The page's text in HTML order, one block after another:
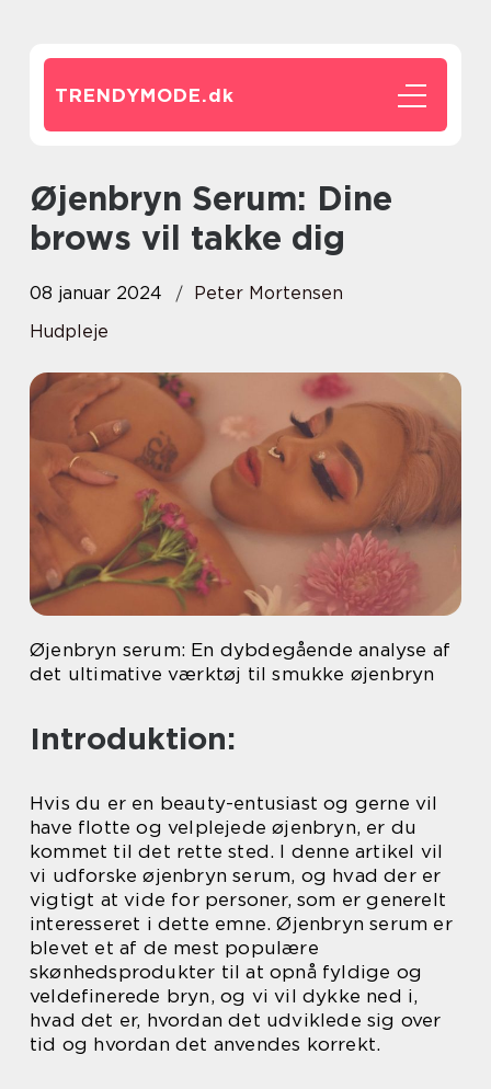
TRENDYMODE.dk
Øjenbryn Serum: Dine
brows vil takke dig
08 januar 2024
Peter Mortensen
Hudpleje
Øjenbryn serum: En dybdegående analyse af
det ultimative værktøj til smukke øjenbryn
Introduktion:
Hvis du er en beauty-entusiast og gerne vil
have flotte og velplejede øjenbryn, er du
kommet til det rette sted. I denne artikel vil
vi udforske øjenbryn serum, og hvad der er
vigtigt at vide for personer, som er generelt
interesseret i dette emne. Øjenbryn serum er
blevet et af de mest populære
skønhedsprodukter til at opnå fyldige og
veldefinerede bryn, og vi vil dykke ned i,
hvad det er, hvordan det udviklede sig over
tid og hvordan det anvendes korrekt.